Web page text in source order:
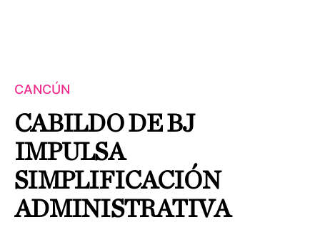
CANCÚN
CABILDO DE BJ
IMPULSA
SIMPLIFICACIÓN
ADMINISTRATIVA